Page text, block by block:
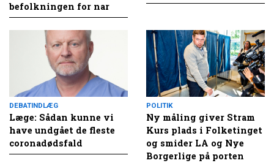
befolkningen for nar
DEBATINDLÆG
Læge: Sådan kunne vi
have undgået de fleste
coronadødsfald
POLITIK
Ny måling giver Stram
Kurs plads i Folketinget
og smider LA og Nye
Borgerlige på porten